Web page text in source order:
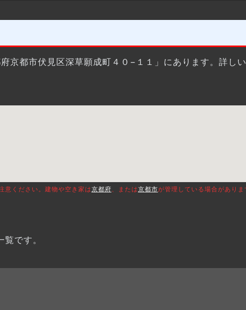
京都市伏見区深草願成町４０−１１」にあります。詳し
意ください。建物や空き家は京都府 、または京都市が管理している場合がありま
です。